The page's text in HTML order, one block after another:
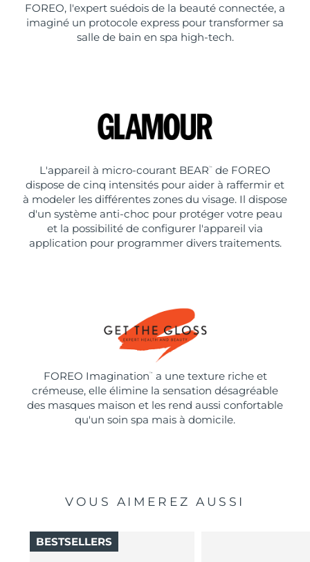
FOREO, l'expert suédois de la beauté connectée, a
imaginé un protocole express pour transformer sa
salle de bain en spa high-tech.
L'appareil à micro-courant BEAR ™
de FOREO
dispose de cinq intensités pour aider à raffermir et
à modeler les différentes zones du visage. Il dispose
d'un système anti-choc pour protéger votre peau
et la possibilité de configurer l'appareil via
application pour programmer divers traitements.
FOREO Imagination ™
a une texture riche et
crémeuse, elle élimine la sensation désagréable
des masques maison et les rend aussi confortable
qu'un soin spa mais à domicile.
VOUS AIMEREZ AUSSI
BESTSELLERS